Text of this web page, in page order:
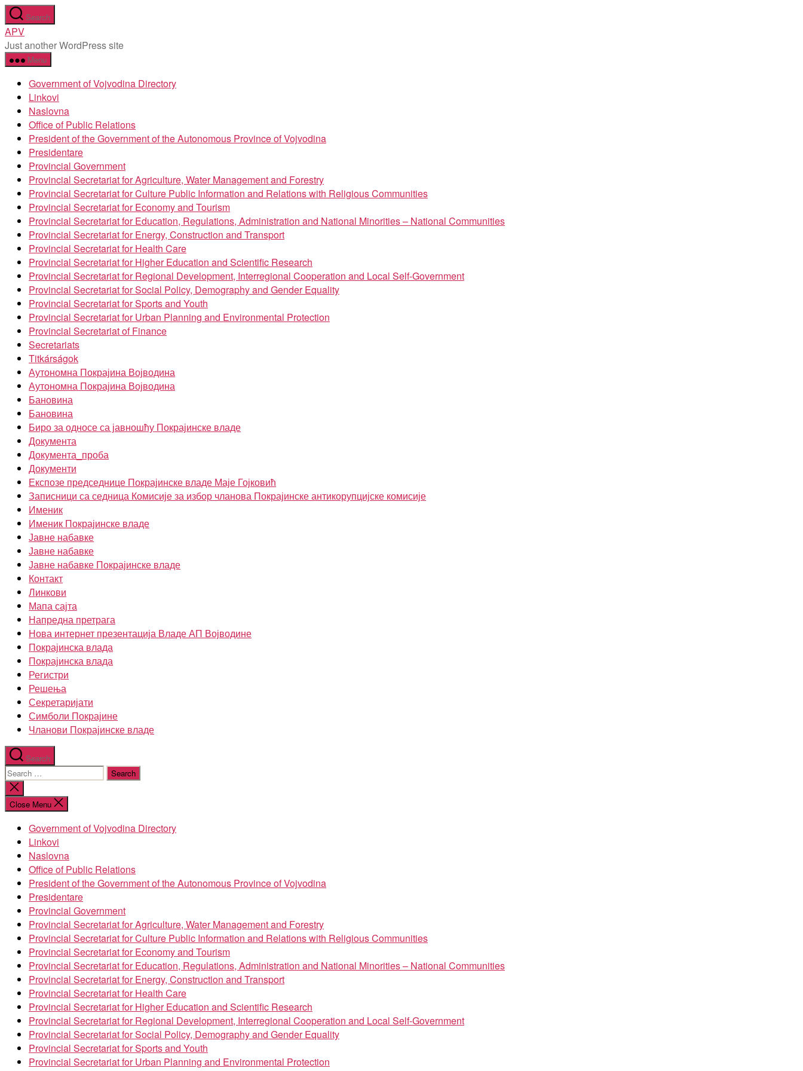
Skip
to
the
content
Search
APV
Just another WordPress site
Menu
Government of Vojvodina Directory
Linkovi
Naslovna
Office of Public Relations
President of the Government of the Autonomous Province of Vojvodina
Presidentare
Provincial Government
Provincial Secretariat for Agriculture, Water Management and Forestry
Provincial Secretariat for Culture Public Information and Relations with Religious Communities
Provincial Secretariat for Economy and Tourism
Provincial Secretariat for Education, Regulations, Administration and National Minorities – National Communities
Provincial Secretariat for Energy, Construction and Transport
Provincial Secretariat for Health Care
Provincial Secretariat for Higher Education and Scientific Research
Provincial Secretariat for Regional Development, Interregional Cooperation and Local Self-Government
Provincial Secretariat for Social Policy, Demography and Gender Equality
Provincial Secretariat for Sports and Youth
Provincial Secretariat for Urban Planning and Environmental Protection
Provincial Secretariat of Finance
Secretariats
Titkárságok
Аутономна Покрајина Војводина
Аутономна Покрајина Војводина
Бановина
Бановина
Биро за односе са јавношћу Покрајинске владе
Документа
Документа_проба
Документи
Експозе председнице Покрајинске владе Маје Гојковић
Записници са седница Комисије за избор чланова Покрајинске антикорупцијске комисије
Именик
Именик Покрајинске владе
Јавне набавке
Јавне набавке
Јавне набавке Покрајинске владе
Контакт
Линкови
Мапа сајта
Напредна претрага
Нова интернет презентација Владе АП Војводине
Покрајинска влада
Покрајинска влада
Регистри
Решења
Секретаријати
Симболи Покрајине
Чланови Покрајинске владе
Search
Search
for:
Close
search
Close Menu
Government of Vojvodina Directory
Linkovi
Naslovna
Office of Public Relations
President of the Government of the Autonomous Province of Vojvodina
Presidentare
Provincial Government
Provincial Secretariat for Agriculture, Water Management and Forestry
Provincial Secretariat for Culture Public Information and Relations with Religious Communities
Provincial Secretariat for Economy and Tourism
Provincial Secretariat for Education, Regulations, Administration and National Minorities – National Communities
Provincial Secretariat for Energy, Construction and Transport
Provincial Secretariat for Health Care
Provincial Secretariat for Higher Education and Scientific Research
Provincial Secretariat for Regional Development, Interregional Cooperation and Local Self-Government
Provincial Secretariat for Social Policy, Demography and Gender Equality
Provincial Secretariat for Sports and Youth
Provincial Secretariat for Urban Planning and Environmental Protection